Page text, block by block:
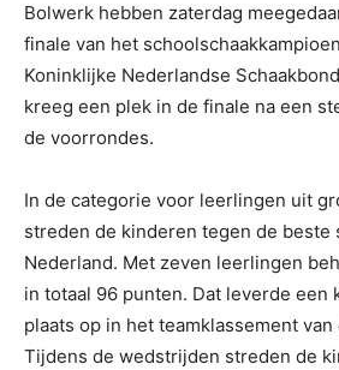
Bolwerk hebben zaterdag
finale van het
Koninklijke Nederlandse
kreeg een plek in de finale na een
de voorrondes.
In de categorie voor leerlingen uit
streden de kinderen tegen de beste
Nederland. Met zeven leerlingen
in totaal 96 punten. Dat leverde een
plaats op in het teamklassement
Tijdens de wedstrijden streden de